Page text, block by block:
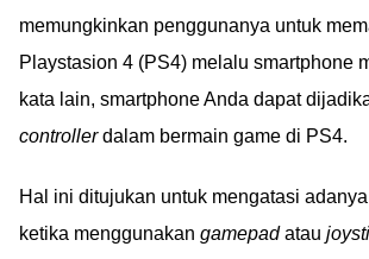
memungkinkan penggunanya untuk
Playstasion 4 (PS4) melalu smartphone
kata lain, smartphone Anda dapat
controllerdalam bermain game di PS4.
Hal ini ditujukan untuk mengatasi
ketika menggunakan gamepadatau